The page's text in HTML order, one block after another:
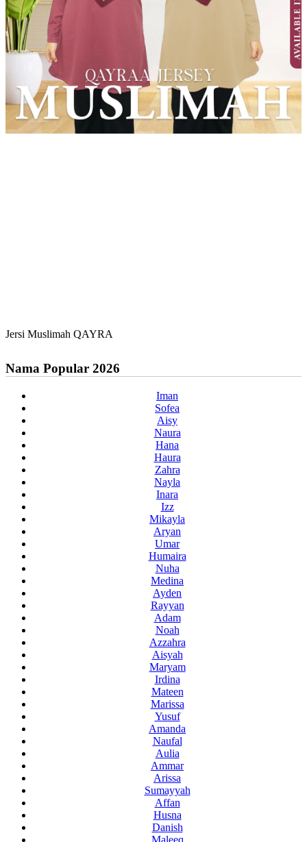
Jersi Muslimah QAYRA
Nama Popular 2026
Iman
Sofea
Aisy
Naura
Hana
Haura
Zahra
Nayla
Inara
Izz
Mikayla
Aryan
Umar
Humaira
Nuha
Medina
Ayden
Rayyan
Adam
Noah
Azzahra
Aisyah
Maryam
Irdina
Mateen
Marissa
Yusuf
Amanda
Naufal
Aulia
Ammar
Arissa
Sumayyah
Affan
Husna
Danish
Maleeq